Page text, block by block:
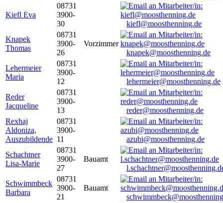
Kiefl Eva
08731
3900-
30
kiefl@moosthenning.de
Knapek
Thomas
08731
3900-
26
Vorzimmer
knapek@moosthenning.de
Lehermeier
Maria
08731
3900-
12
lehermeier@moosthenning.de
Reder
Jacqueline
08731
3900-
13
reder@moosthenning.de
Rexhaj
Aldoniza,
Auszubildende
08731
3900-
11
azubi@moosthenning.de
Schachtner
Lisa-Marie
08731
3900-
27
Bauamt
Schwimmbeck
Barbara
08731
3900-
21
Bauamt